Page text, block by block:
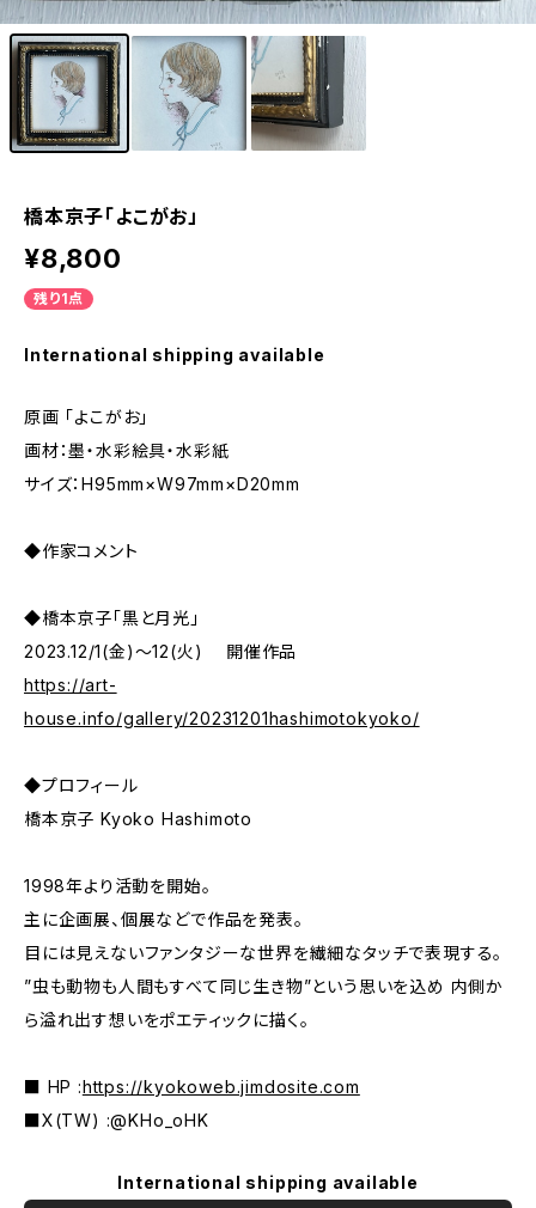
橋本京子「よこがお」
¥8,800
残り1点
International shipping available
原画 「よこがお」
画材：墨・水彩絵具・水彩紙
サイズ：H95mm×W97mm×D20mm
◆作家コメント
◆橋本京子「黒と月光」
2023.12/1(金)～12(火) 開催作品
https://art-
house.info/gallery/20231201hashimotokyoko/
◆プロフィール
橋本京子 Kyoko Hashimoto
1998年より活動を開始。
主に企画展、個展などで作品を発表。
目には見えないファンタジーな世界を繊細なタッチで表現する。
”虫も動物も人間もすべて同じ生き物”という思いを込め 内側か
ら溢れ出す想いをポエティックに描く。
■ HP :https://kyokoweb.jimdosite.com
■X(TW) :@KHo_oHK
International shipping available